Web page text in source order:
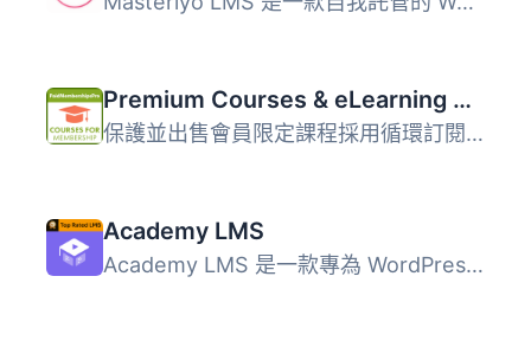
Premium Courses & eLearning with Paid Memberships Pro for LearnDash, LifterLMS, Sensei LMS & TutorLMS
保護並出售會員限定課程採用循環訂閱的WordPress外掛。 這是...
Academy LMS
Academy LMS 是一款專為 WordPress 設計的學習管理系統外掛，...